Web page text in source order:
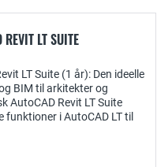
LT SUITE
LT Suite (1 år): Den ideelle
BIM til arkitekter og
AutoCAD Revit LT Suite
i AutoCAD LT til